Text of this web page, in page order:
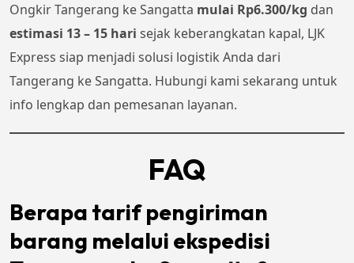
Ongkir Tangerang ke Sangatta mulai Rp6.300/kg dan
estimasi 13 – 15 hari sejak keberangkatan kapal, LJK
Express siap menjadi solusi logistik Anda dari
Tangerang ke Sangatta. Hubungi kami sekarang untuk
info lengkap dan pemesanan layanan.
FAQ
Berapa tarif pengiriman
barang melalui ekspedisi